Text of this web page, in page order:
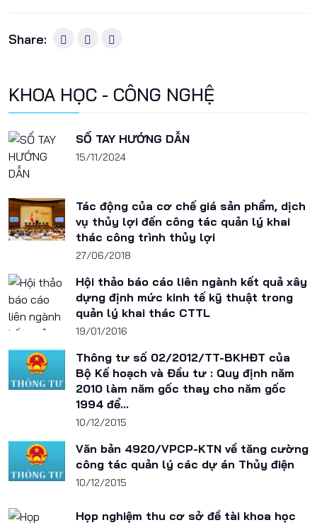
Share:
KHOA HỌC - CÔNG NGHỆ
SỔ TAY HƯỚNG DẪN
15/11/2024
Tác động của cơ chế giá sản phẩm, dịch
vụ thủy lợi đến công tác quản lý khai
thác công trình thủy lợi
27/06/2018
Hội thảo báo cáo liên ngành kết quả xây
dựng định mức kinh tế kỹ thuật trong
quản lý khai thác CTTL
19/01/2016
Thông tư số 02/2012/TT-BKHĐT của
Bộ Kế hoạch và Đầu tư : Quy định năm
2010 làm năm gốc thay cho năm gốc
1994 để...
10/12/2015
Văn bản 4920/VPCP-KTN về tăng cường
công tác quản lý các dự án Thủy điện
10/12/2015
Họp nghiệm thu cơ sở đề tài khoa học